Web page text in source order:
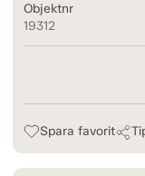
Objektnr
19312
Spara favorit